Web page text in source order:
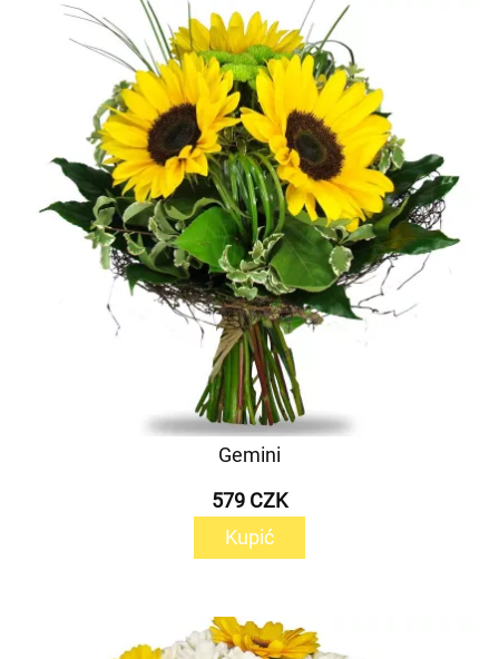
Gemini
579 CZK
Kupić